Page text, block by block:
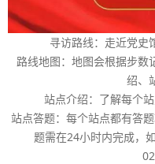
寻访路线：走近党史
路线地图：地图会根据步数
绍、
站点介绍：了解每个
站点答题：每个站点都有答
题需在24小时内完成，